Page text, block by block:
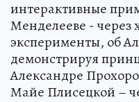
интерактивные
Менделееве - через
эксперименты, об
демонстрируя
Александре
Майе Плисецкой –